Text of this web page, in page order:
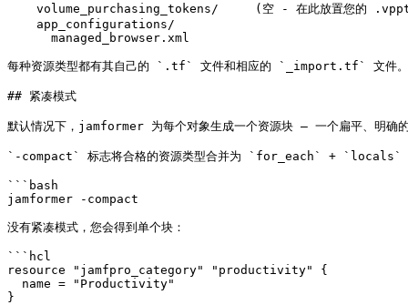
volume_purchasing_tokens/     (空 - 在此放置您的
    app_configurations/
      managed_browser.xml
每种资源类型都有其自己的 `.tf` 文件和相应的 `_import.tf` 文件
## 紧凑模式
默认情况下，jamformer 为每个对象生成一个资源块 — 一个扁平、明确的
`-compact` 标志将合格的资源类型合并为 `for_each` + `locals` 模
```bash
jamformer -compact
没有紧凑模式，您会得到单个块：
```hcl
resource "jamfpro_category" "productivity" {
  name = "Productivity"
}